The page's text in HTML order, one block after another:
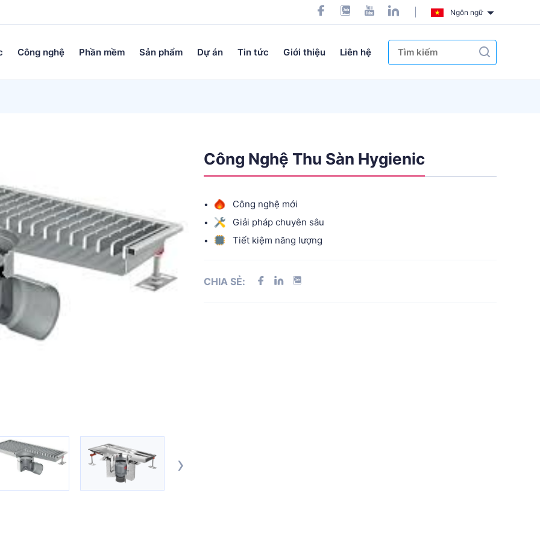
Ngôn ngữ
Công nghệ Phần mềm Sản phẩm Dự án Tin tức Giới thiệu Liên hệ
›
Công Nghệ Thu Sàn Hygienic
Công nghệ mới
Giải pháp chuyên sâu
Tiết kiệm năng lượng
CHIA SẺ: